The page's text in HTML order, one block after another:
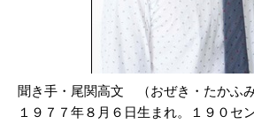
聞き手・尾関高文 （おぜき・たかふみ
１９７７年８月６日生まれ。１９０セ